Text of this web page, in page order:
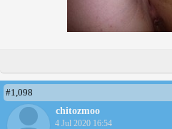
#1,098
chitozmoo
4 Jul 2020 16:54